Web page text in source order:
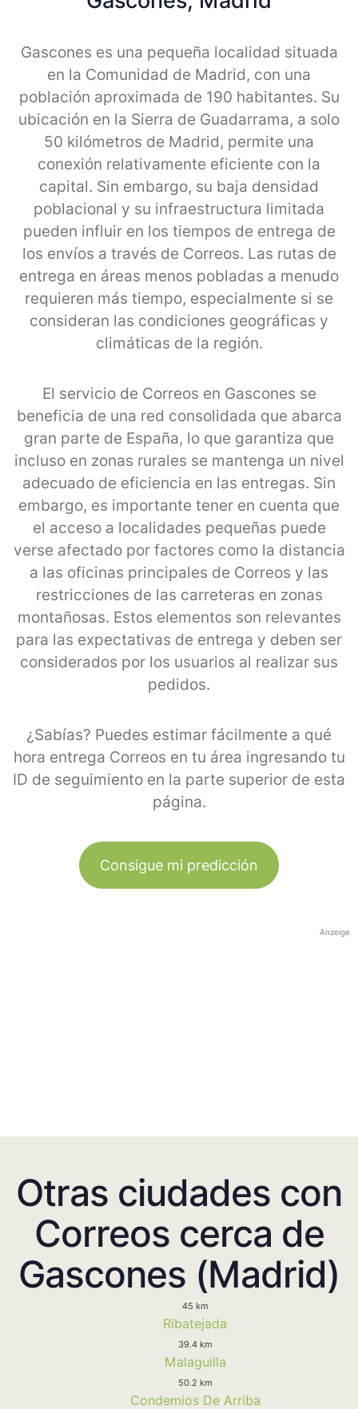
Gascones es una pequeña localidad situada
en la Comunidad de Madrid, con una
población aproximada de 190 habitantes. Su
ubicación en la Sierra de Guadarrama, a solo
50 kilómetros de Madrid, permite una
conexión relativamente eficiente con la
capital. Sin embargo, su baja densidad
poblacional y su infraestructura limitada
pueden influir en los tiempos de entrega de
los envíos a través de Correos. Las rutas de
entrega en áreas menos pobladas a menudo
requieren más tiempo, especialmente si se
consideran las condiciones geográficas y
climáticas de la región.
El servicio de Correos en Gascones se
beneficia de una red consolidada que abarca
gran parte de España, lo que garantiza que
incluso en zonas rurales se mantenga un nivel
adecuado de eficiencia en las entregas. Sin
embargo, es importante tener en cuenta que
el acceso a localidades pequeñas puede
verse afectado por factores como la distancia
a las oficinas principales de Correos y las
restricciones de las carreteras en zonas
montañosas. Estos elementos son relevantes
para las expectativas de entrega y deben ser
considerados por los usuarios al realizar sus
pedidos.
¿Sabías? Puedes estimar fácilmente a qué
hora entrega Correos en tu área ingresando tu
ID de seguimiento en la parte superior de esta
página.
Consigue mi predicción
Anzeige
Otras ciudades con
Correos cerca de
Gascones (Madrid)
45 km
Ribatejada
39.4 km
Malaguilla
50.2 km
Condemios De Arriba